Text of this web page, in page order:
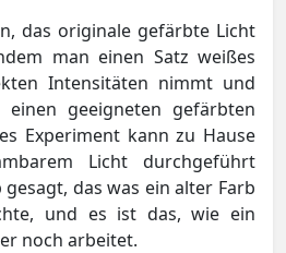
das originale gefärbte Licht
man einen Satz weißes
Intensitäten nimmt und
geeigneten gefärbten
Experiment kann zu Hause
Licht durchgeführt
das was ein alter Farb
und es ist das, wie ein
noch arbeitet.